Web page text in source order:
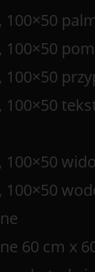
100×50
100×50
100×50
100×50
100×50
100×50
60 cm x